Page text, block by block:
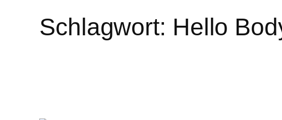
Schlagwort: Hello